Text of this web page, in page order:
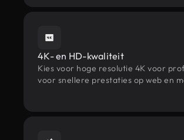
4K- en HD-kwaliteit
Kies voor hoge resolutie 4K voor
voor snellere prestaties op web en